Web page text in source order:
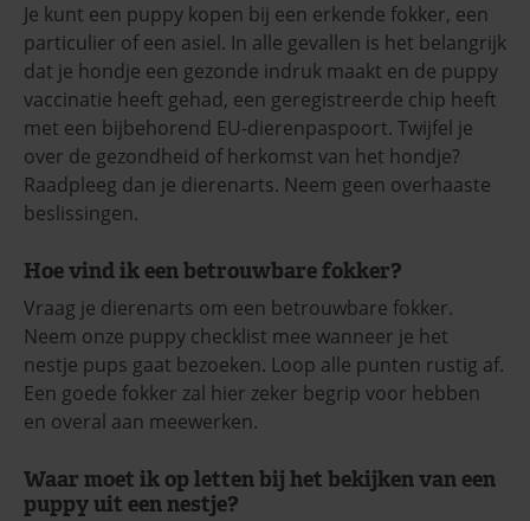
Je kunt een puppy kopen bij een erkende fokker, een
particulier of een asiel. In alle gevallen is het belangrijk
dat je hondje een gezonde indruk maakt en de puppy
vaccinatie heeft gehad, een geregistreerde chip heeft
met een bijbehorend EU-dierenpaspoort. Twijfel je
over de gezondheid of herkomst van het hondje?
Raadpleeg dan je dierenarts. Neem geen overhaaste
beslissingen.
Hoe vind ik een betrouwbare fokker?
Vraag je dierenarts om een betrouwbare fokker.
Neem onze puppy checklist mee wanneer je het
nestje pups gaat bezoeken. Loop alle punten rustig af.
Een goede fokker zal hier zeker begrip voor hebben
en overal aan meewerken.
Waar moet ik op letten bij het bekijken van een
puppy uit een nestje?